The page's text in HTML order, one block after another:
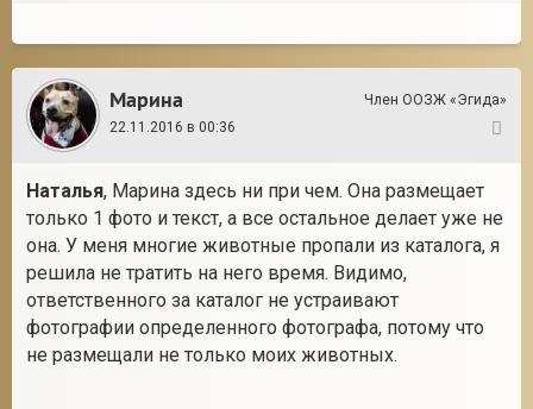
Марина
Член ООЗЖ «Эгида»
22.11.2016 в 00:36
Наталья, Марина здесь ни при чем. Она размещает
только 1 фото и текст, а все остальное делает уже не
она. У меня многие животные пропали из каталога, я
решила не тратить на него время. Видимо,
ответственного за каталог не устраивают
фотографии определенного фотографа, потому что
не размещали не только моих животных.